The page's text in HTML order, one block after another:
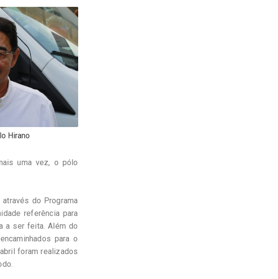
Hirano
uma vez, o pólo
do Programa
referência para
a ser feita. Além do
para o
foram realizados